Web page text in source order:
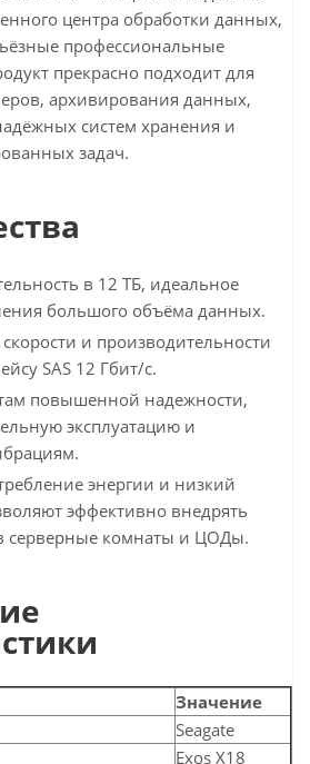
центра обработки данных,
профессиональные
прекрасно подходит для
архивирования данных,
систем хранения и
задач.
в 12 ТБ, идеальное
большого объёма данных.
и производительности
SAS 12 Гбит/с.
повышенной надежности,
эксплуатацию и
энергии и низкий
эффективно внедрять
серверные комнаты и ЦОДы.
Значение
Seagate
Exos X18